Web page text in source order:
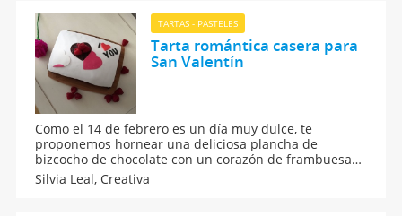
TARTAS - PASTELES
Tarta romántica casera para
San Valentín
Como el 14 de febrero es un día muy dulce, te
proponemos hornear una deliciosa plancha de
bizcocho de chocolate con un corazón de frambuesas
para San Valentín.
Silvia Leal, Creativa